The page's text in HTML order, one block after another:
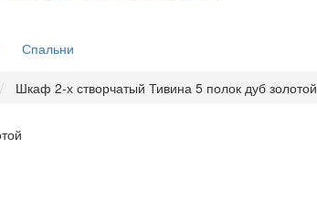
Спальни
Шкаф 2-х створчатый Тивина 5 полок дуб золотой